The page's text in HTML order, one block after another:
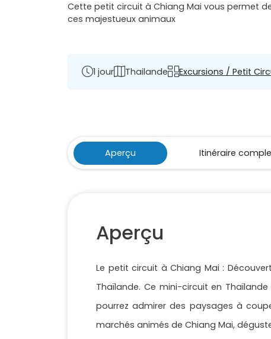
Cette petit circuit à Chiang Mai vous permet
ces majestueux animaux
1 jour Thailande Excursions / Petit
Aperçu Itinéraire
Aperçu
Le petit circuit à Chiang Mai :
Thaïlande. Ce mini-circuit en
pourrez admirer des paysages à
marchés animés de Chiang Mai,